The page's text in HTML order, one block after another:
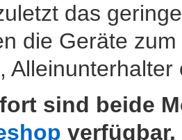
das
die Geräte
sind beide